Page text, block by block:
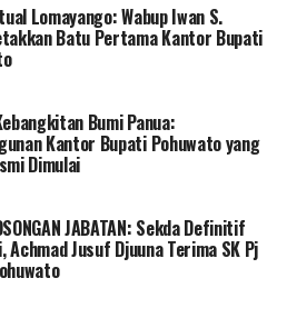
Kepala BPBPK Provinsi
ST
agar bersama-sama
daerah.
diterima langsung
Direktur Prasarana
eselon lainnya di
Lomayango: Wabup Iwan S.
Batu Pertama Kantor Bupati
Bumi Panua:
Kantor Bupati Pohuwato yang
Dimulai
JABATAN: Sekda Definitif
Achmad Jusuf Djuuna Terima SK Pj